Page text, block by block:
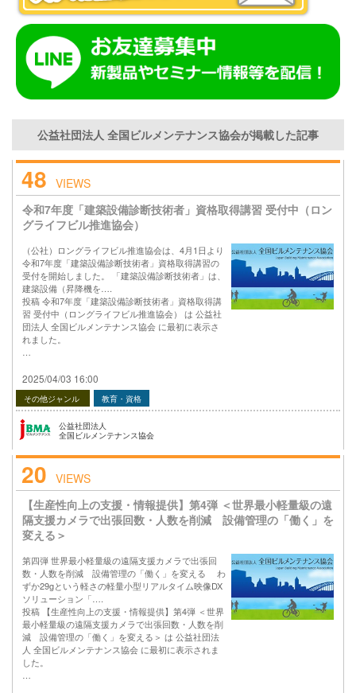
公益社団法人 全国ビルメンテナンス協会が掲載した記事
48 VIEWS
令和7年度「建築設備診断技術者」資格取得講習 受付中（ロン
グライフビル推進協会）
（公社）ロングライフビル推進協会は、4月1日より
令和7年度「建築設備診断技術者」資格取得講習の
受付を開始しました。 「建築設備診断技術者」は、
建築設備（昇降機を….
投稿 令和7年度「建築設備診断技術者」資格取得講
習 受付中（ロングライフビル推進協会） は 公益社
団法人 全国ビルメンテナンス協会 に最初に表示さ
れました。
2025/04/03 16:00
その他ジャンル 教育・資格
公益社団法人
全国ビルメンテナンス協会
20 VIEWS
【生産性向上の支援・情報提供】第4弾 ＜世界最小軽量級の遠
隔支援カメラで出張回数・人数を削減 設備管理の「働く」を
変える＞
第四弾 世界最小軽量級の遠隔支援カメラで出張回
数・人数を削減 設備管理の「働く」を変える わ
ずか29gという軽さの軽量小型リアルタイム映像DX
ソリューション「….
投稿 【生産性向上の支援・情報提供】第4弾 ＜世界
最小軽量級の遠隔支援カメラで出張回数・人数を削
減 設備管理の「働く」を変える＞ は 公益社団法
人 全国ビルメンテナンス協会 に最初に表示されま
した。